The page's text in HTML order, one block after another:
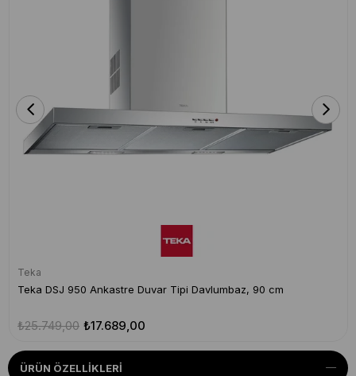
Teka
Teka DSJ 950 Ankastre Duvar Tipi Davlumbaz, 90 cm
₺17.689,00
₺25.749,00
ÜRÜN ÖZELLIKLERI